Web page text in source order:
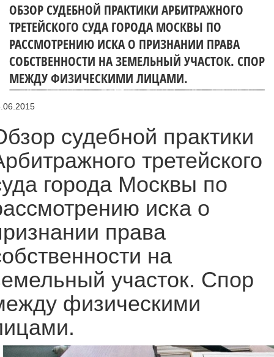
ОБЗОР СУДЕБНОЙ ПРАКТИКИ АРБИТРАЖНОГО
ТРЕТЕЙСКОГО СУДА ГОРОДА МОСКВЫ ПО
РАССМОТРЕНИЮ ИСКА О ПРИЗНАНИИ ПРАВА
СОБСТВЕННОСТИ НА ЗЕМЕЛЬНЫЙ УЧАСТОК. СПОР
МЕЖДУ ФИЗИЧЕСКИМИ ЛИЦАМИ.
судебной практики
третейского
города Москвы по
иска о
права
на
участок. Спор
физическими